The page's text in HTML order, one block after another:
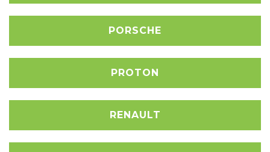
PORSCHE
PROTON
RENAULT